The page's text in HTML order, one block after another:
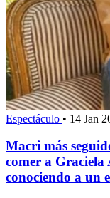
Espectáculo • 14 Jan
Macri más
comer a
conociendo a un